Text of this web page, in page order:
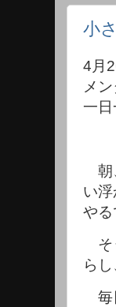
小
4月
メ
一
朝
い
や
そ
ら
毎